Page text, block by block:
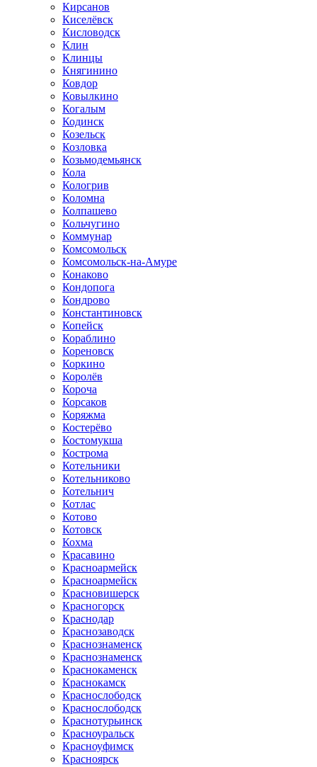
Кирсанов
Киселёвск
Кисловодск
Клин
Клинцы
Княгинино
Ковдор
Ковылкино
Когалым
Кодинск
Козельск
Козловка
Козьмодемьянск
Кола
Кологрив
Коломна
Колпашево
Кольчугино
Коммунар
Комсомольск
Комсомольск-на-Амуре
Конаково
Кондопога
Кондрово
Константиновск
Копейск
Кораблино
Кореновск
Коркино
Королёв
Короча
Корсаков
Коряжма
Костерёво
Костомукша
Кострома
Котельники
Котельниково
Котельнич
Котлас
Котово
Котовск
Кохма
Красавино
Красноармейск
Красноармейск
Красновишерск
Красногорск
Краснодар
Краснозаводск
Краснознаменск
Краснознаменск
Краснокаменск
Краснокамск
Краснослободск
Краснослободск
Краснотурьинск
Красноуральск
Красноуфимск
Красноярск